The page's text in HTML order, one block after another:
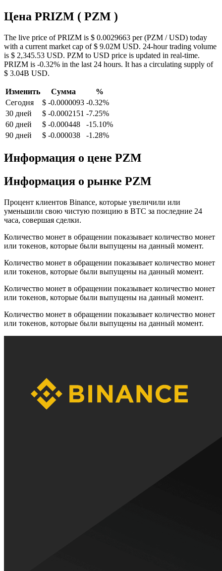
Цена PRIZM ( PZM )
The live price of PRIZM is $ 0.0029663 per (PZM / USD) today
with a current market cap of $ 9.02M USD. 24-hour trading volume
is $ 2,345.53 USD. PZM to USD price is updated in real-time.
PRIZM is -0.32% in the last 24 hours. It has a circulating supply of
$ 3.04B USD.
Изменить Сумма
%
Сегодня
$ -0.0000093 -0.32%
30 дней
$ -0.0002151 -7.25%
60 дней
$ -0.000448
-15.10%
90 дней
$ -0.000038 -1.28%
Информация о цене PZM
Информация о рынке PZM
Процент клиентов Binance, которые увеличили или
уменьшили свою чистую позицию в BTC за последние 24
часа, совершая сделки.
Количество монет в обращении показывает количество монет
или токенов, которые были выпущены на данный момент.
Количество монет в обращении показывает количество монет
или токенов, которые были выпущены на данный момент.
Количество монет в обращении показывает количество монет
или токенов, которые были выпущены на данный момент.
Количество монет в обращении показывает количество монет
или токенов, которые были выпущены на данный момент.